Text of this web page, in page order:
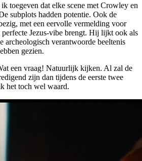
toegeven dat elke scene met Crowley en
subplots hadden potentie. Ook de
met een eervolle vermelding voor
perfecte Jezus-vibe brengt. Hij lijkt ook als
archeologisch verantwoorde beeltenis
gezien.
een vraag! Natuurlijk kijken. Al zal de
zijn dan tijdens de eerste twee
het toch wel waard.